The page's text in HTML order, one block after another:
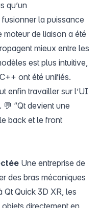
qu’un
la puissance
de liaison a été
mieux entre les
est plus intuitive,
ont été unifiés.
enfin travailler sur l’UI
“Qt devient une
back et le front
Une entreprise de
des bras mécaniques
Qt Quick 3D XR, les
directement en